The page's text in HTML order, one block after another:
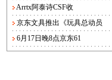
Arrtx阿泰诗CSF收
京东文具推出《玩具总动员
6月17日晚8点京东61